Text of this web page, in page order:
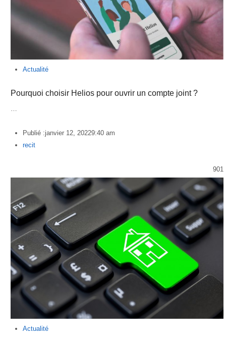
Actualité
Pourquoi choisir Helios pour ouvrir un compte joint ?
Publié :janvier 12, 20229:40 am
Author
recit
901
Actualité